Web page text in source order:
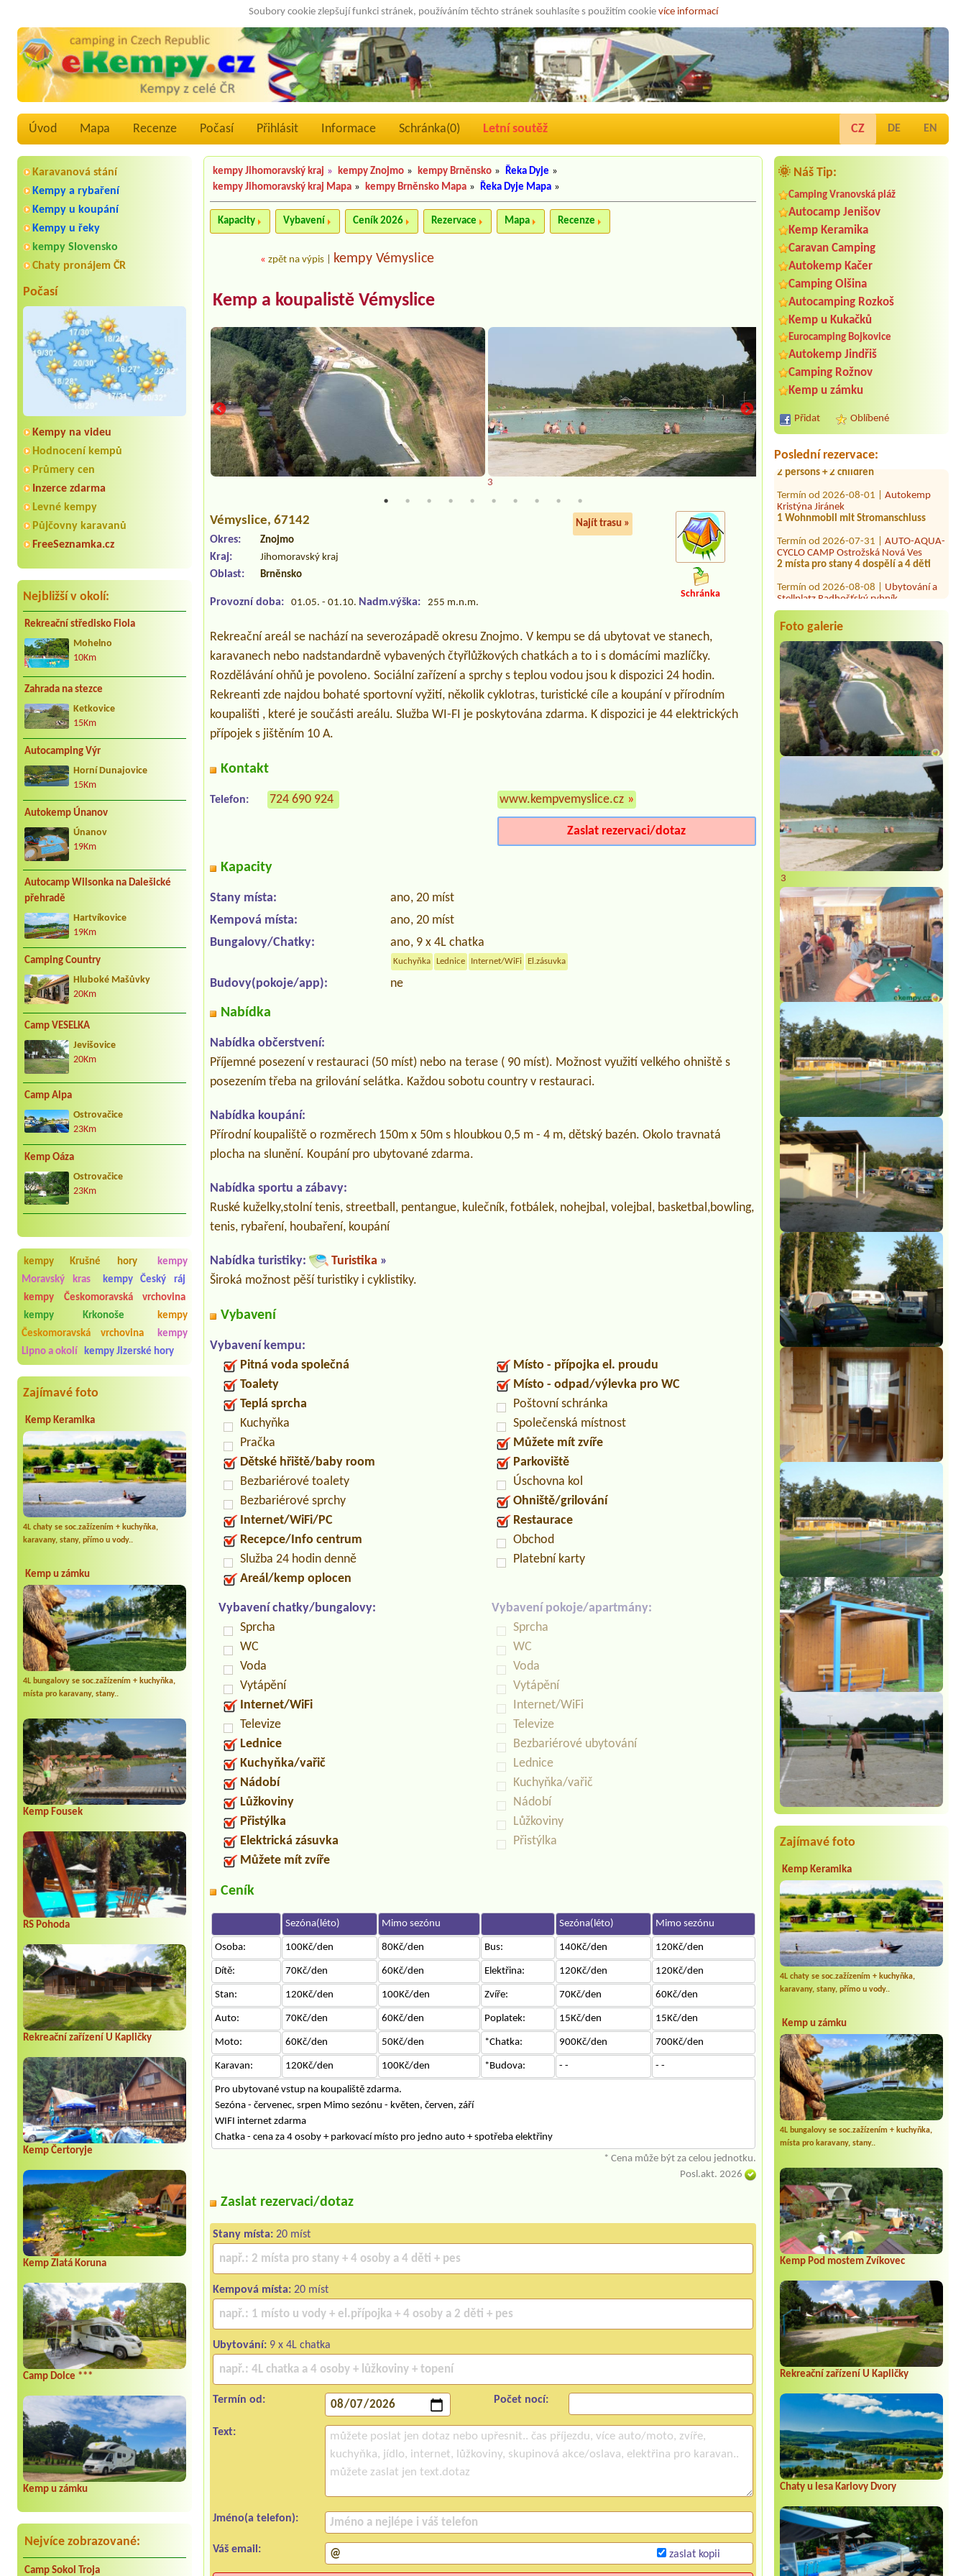
Soubory cookie zlepšují funkci stránek, používáním těchto stránek souhlasíte s použitím cookie více informací
Úvod Mapa Recenze Počasí Přihlásit Informace Schránka(0) Letní soutěž CZ DE EN
Karavanová stání
Kempy a rybaření
Kempy u koupání
Kempy u řeky
kempy Slovensko
Chaty pronájem ČR
Počasí
Kempy na videu
Hodnocení kempů
Průmery cen
Inzerce zdarma
Levné kempy
Půjčovny karavanů
FreeSeznamka.cz
Nejbližší v okolí:
Rekreační středisko Fiola
Mohelno
10Km
Zahrada na stezce
Ketkovice
15Km
Autocamping Výr
Horní Dunajovice
15Km
Autokemp Únanov
Únanov
19Km
Autocamp Wilsonka na Dalešické
přehradě
Hartvíkovice
19Km
Camping Country
Hluboké Mašůvky
20Km
Camp VESELKA
Jevišovice
20Km
Camp Alpa
Ostrovačice
23Km
Kemp Oáza
Ostrovačice
23Km
kempy Krušné hory
kempy
Moravský kras
kempy Český ráj
kempy Českomoravská vrchovina
kempy Krkonoše
kempy
Českomoravská vrchovina
kempy
Lipno a okolí
kempy Jizerské hory
Zajímavé foto
Kemp Keramika
4L chaty se soc.zažízením + kuchyňka,
karavany, stany, přímo u vody..
Kemp u zámku
4L bungalovy se soc.zažízením + kuchyňka,
místa pro karavany, stany..
Kemp Fousek
RS Pohoda
Rekreační zařízení U Kapličky
Kemp Čertoryje
Kemp Zlatá Koruna
Camp Dolce ***
Kemp u zámku
Nejvíce zobrazované:
Camp Sokol Troja
🌞 Náš Tip:
Camping Vranovská pláž
Autocamp Jenišov
Kemp Keramika
Caravan Camping
Autokemp Kačer
Camping Olšina
Autocamping Rozkoš
Kemp u Kukačků
Eurocamping Bojkovice
Autokemp Jindřiš
Camping Rožnov
Kemp u zámku
Přidat Oblíbené
Poslední rezervace:
Termín od 2026-08-10 |
Bučnice
4L chatka a 4 osoby + lůžkoviny
Termín od 2026-08-06 |Autokemp
2 persons + 2 children
Termín od 2026-08-01 |
1 Wohnmobil mit Stromanschluss
Termín od 2026-07-31 |AUTO-AQUA-
2 místa pro stany 4 dospělí a 4 děti
Termín od 2026-08-08 |Ubytování a
4L chata pro 4 osoby + lůžkoviny
Termín od 2026-07-26 |
Jenišov - Lipno
Termín od 2026-07-26 |Penzion a
Camping Muzeum Lesná
Termín od 2026-08-08 |Chatová
osada Olešná
El chatka pro 3 osoby
Termín od 2026-08-14 | Kemp Vranov
Termín od 2026-07-29 |OBORA resort
Bungalow 2 Erwachsene 3 Kinder 1
Foto galerie
3
Zajímavé foto
Kemp Keramika
4L chaty se soc.zažízením + kuchyňka,
karavany, stany, přímo u vody..
Kemp u zámku
4L bungalovy se soc.zažízením + kuchyňka,
místa pro karavany, stany..
Kemp Pod mostem Zvíkovec
Rekreační zařízení U Kapličky
Chaty u lesa Karlovy Dvory
kempy Jihomoravský kraj » kempy Znojmo » kempy Brněnsko » Řeka Dyje »
kempy Jihomoravský kraj Mapa » kempy Brněnsko Mapa » Řeka Dyje Mapa »
Kapacity Vybavení Ceník 2026 Rezervace Mapa Recenze
«zpět na výpis kempy Vémyslice
Kemp a koupalistě Vémyslice
3
Vémyslice, 67142 Najít trasu »
Okres: Znojmo
Kraj: Jihomoravský kraj
Oblast: Brněnsko
Provozní doba: 01.05. - 01.10. Nadm.výška: 255 m.n.m.
Schránka
Rekreační areál se nachází na severozápadě okresu Znojmo. V kempu se dá ubytovat ve stanech,
karavanech nebo nadstandardně vybavených čtyřlůžkových chatkách a to i s domácími mazlíčky.
Rozdělávání ohňů je povoleno. Sociální zařízení a sprchy s teplou vodou jsou k dispozici 24 hodin.
Rekreanti zde najdou bohaté sportovní vyžití, několik cyklotras, turistické cíle a koupání v přírodním
koupališti , které je součásti areálu. Služba WI-FI je poskytována zdarma. K dispozici je 44 elektrických
přípojek s jištěním 10 A.
Kontakt
Telefon: 724 690 924 www.kempvemyslice.cz »
Zaslat rezervaci/dotaz
Kapacity
Stany místa:
ano, 20 míst
Kempová místa:
ano, 20 míst
Bungalovy/Chatky:
ano, 9 x 4L chatka
Kuchyňka Lednice Internet/WiFi El.zásuvka
Budovy(pokoje/app): ne
Nabídka
Nabídka občerstvení:
Příjemné posezení v restauraci (50 míst) nebo na terase ( 90 míst). Možnost využití velkého ohniště s
posezením třeba na grilování selátka. Každou sobotu country v restauraci.
Nabídka koupání:
Přírodní koupaliště o rozměrech 150m x 50m s hloubkou 0,5 m - 4 m, dětský bazén. Okolo travnatá
plocha na slunění. Koupání pro ubytované zdarma.
Nabídka sportu a zábavy:
Ruské kuželky,stolní tenis, streetball, pentangue, kulečník, fotbálek, nohejbal, volejbal, basketbal,bowling,
tenis, rybaření, houbaření, koupání
Nabídka turistiky: Turistika »
Široká možnost pěší turistiky i cyklistiky.
Vybavení
Vybavení kempu:
Pitná voda společná
Toalety
Teplá sprcha
Kuchyňka
Pračka
Dětské hřiště/baby room
Bezbariérové toalety
Bezbariérové sprchy
Internet/WiFi/PC
Recepce/Info centrum
Služba 24 hodin denně
Areál/kemp oplocen
Místo - přípojka el. proudu
Místo - odpad/výlevka pro WC
Poštovní schránka
Společenská místnost
Můžete mít zvíře
Parkoviště
Úschovna kol
Ohniště/grilování
Restaurace
Obchod
Platební karty
Vybavení chatky/bungalovy:
Sprcha
WC
Voda
Vytápění
Internet/WiFi
Televize
Lednice
Kuchyňka/vařič
Nádobí
Lůžkoviny
Přistýlka
Elektrická zásuvka
Můžete mít zvíře
Vybavení pokoje/apartmány:
Sprcha
WC
Voda
Vytápění
Internet/WiFi
Televize
Bezbariérové ubytování
Lednice
Kuchyňka/vařič
Nádobí
Lůžkoviny
Přistýlka
Ceník
Sezóna(léto) Mimo sezónu Sezóna(léto) Mimo sezónu
Osoba: 100Kč/den 80Kč/den Bus: 140Kč/den 120Kč/den
Dítě: 70Kč/den 60Kč/den Elektřina: 120Kč/den 120Kč/den
Stan: 120Kč/den 100Kč/den Zvíře: 70Kč/den 60Kč/den
Auto: 70Kč/den 60Kč/den Poplatek: 15Kč/den 15Kč/den
Moto: 60Kč/den 50Kč/den *Chatka: 900Kč/den 700Kč/den
Karavan: 120Kč/den 100Kč/den *Budova: - - - -
Pro ubytované vstup na koupaliště zdarma.
Sezóna - červenec, srpen Mimo sezónu - květen, červen, září
WIFI internet zdarma
Chatka - cena za 4 osoby + parkovací místo pro jedno auto + spotřeba elektřiny
* Cena může být za celou jednotku.
Posl.akt. 2026
Zaslat rezervaci/dotaz
Stany místa: 20 míst
Kempová místa: 20 míst
Ubytování: 9 x 4L chatka
Termín od: Počet nocí:
Text:
Jméno(a telefon):
Váš email: zaslat kopii